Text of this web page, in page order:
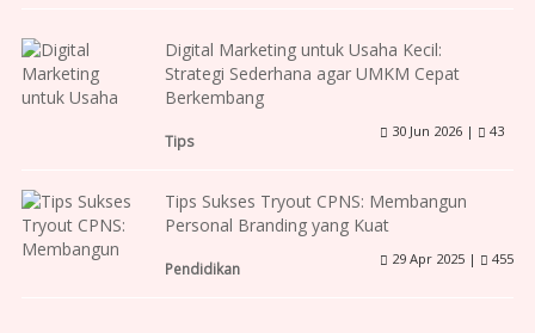
Digital Marketing untuk Usaha Kecil:
Strategi Sederhana agar UMKM Cepat
Berkembang
Tips
30 Jun 2026 | 43
Tips Sukses Tryout CPNS: Membangun
Personal Branding yang Kuat
Pendidikan
29 Apr 2025 | 455